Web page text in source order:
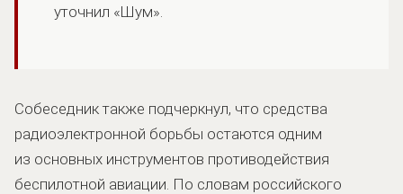
уточнил «Шум».
Собеседник также подчеркнул, что средства
радиоэлектронной борьбы остаются одним
из основных инструментов противодействия
беспилотной авиации. По словам российского